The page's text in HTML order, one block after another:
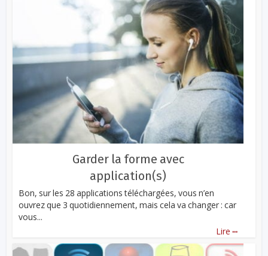
Garder la forme avec
application(s)
Bon, sur les 28 applications téléchargées, vous n’en
ouvrez que 3 quotidiennement, mais cela va changer : car
vous...
Lire ...